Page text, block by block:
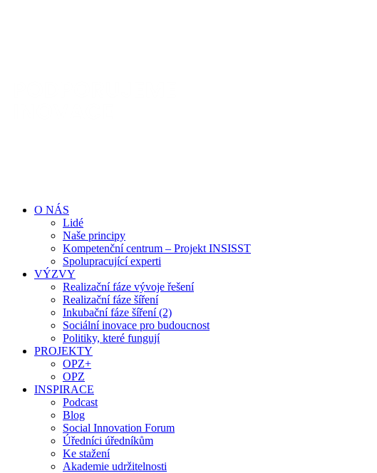
O NÁS
Lidé
Naše principy
Kompetenční centrum – Projekt INSISST
Spolupracující experti
VÝZVY
Realizační fáze vývoje řešení
Realizační fáze šíření
Inkubační fáze šíření (2)
Sociální inovace pro budoucnost
Politiky, které fungují
PROJEKTY
OPZ+
OPZ
INSPIRACE
Podcast
Blog
Social Innovation Forum
Úředníci úředníkům
Ke stažení
Akademie udržitelnosti